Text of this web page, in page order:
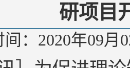
研项目
间：2020年09